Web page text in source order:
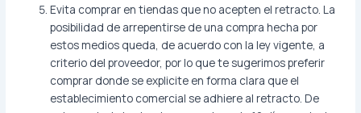
Evita comprar en tiendas que no acepten el retracto. La
posibilidad de arrepentirse de una compra hecha por
estos medios queda, de acuerdo con la ley vigente, a
criterio del proveedor, por lo que te sugerimos preferir
comprar donde se explicite en forma clara que el
establecimiento comercial se adhiere al retracto. De